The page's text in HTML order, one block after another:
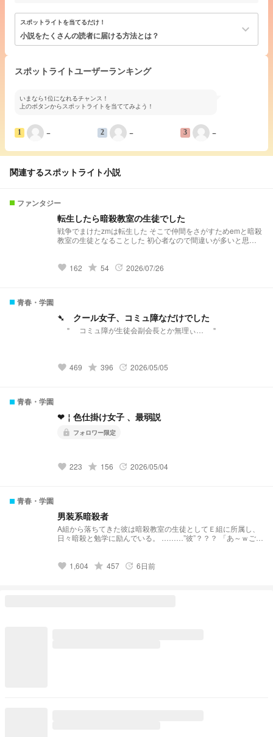
スポットライトを当てるだけ！
小説をたくさんの読者に届ける方法とは？ keyboard_arrow_down
スポットライトユーザーランキング
いまなら1位になれるチャンス！
上のボタンからスポットライトを当ててみよう！
1 − 2 − 3 −
関連するスポットライト小説
ファンタジー
転生したら暗殺教室の生徒でした
戦争でまけたzmは転生した そこで仲間をさがすためemと暗殺
教室の生徒となることした 初心者なので間違いが多いと思い
favorite 162 grade 54 update 2026/07/26
青春・学園
➴ クール女子、コミュ障なだけでした
＂ コミュ障が生徒会副会長とか無理ぃ… ＂
favorite 469 grade 396 update 2026/05/05
青春・学園
‪‪❤︎‬￤色仕掛け女子 、最弱説
lock フォロワー限定
favorite 223 grade 156 update 2026/05/04
青春・学園
男装系暗殺者
A組から落ちてきた彼は暗殺教室の生徒としてＥ組に所属し、
日々暗殺と勉学に励んでいる。 ………”彼”？？？ 「あ～ｗごめ
(2026/04/02) デイリーランキング86位達成(すべて)
favorite 1,604 grade 457 update 6日前